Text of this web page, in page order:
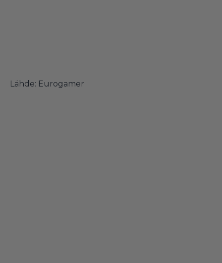
Lähde: Eurogamer